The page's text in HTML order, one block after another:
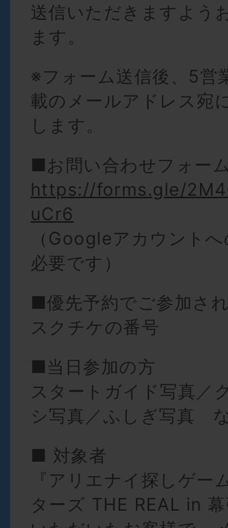
送信いただきますよう
ます。
※フォーム送信後、5営
載のメールアドレス宛
します。
■お問い合わせフォー
https://forms.gle/
uCr6
（Googleアカウント
必要です）
■優先予約でご参加さ
スクチケの番号
■当日参加の方
スタートガイド写真／
シ写真／ふしぎ写真
■ 対象者
『アリエナイ探しゲー
ターズ THE REAL in